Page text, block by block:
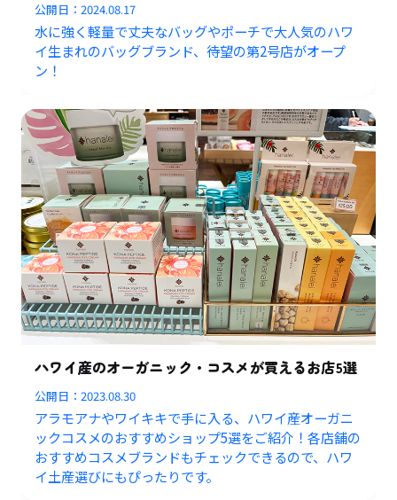
公開日：2024.08.17
水に強く軽量で丈夫なバッグやポーチで大人気のハワ
イ生まれのバッグブランド、待望の第2号店がオープ
ン！
ハワイ産のオーガニック・コスメが買えるお店5選
公開日：2023.08.30
アラモアナやワイキキで手に入る、ハワイ産オーガニ
ックコスメのおすすめショップ5選をご紹介！各店舗の
おすすめコスメブランドもチェックできるので、ハワ
イ土産選びにもぴったりです。